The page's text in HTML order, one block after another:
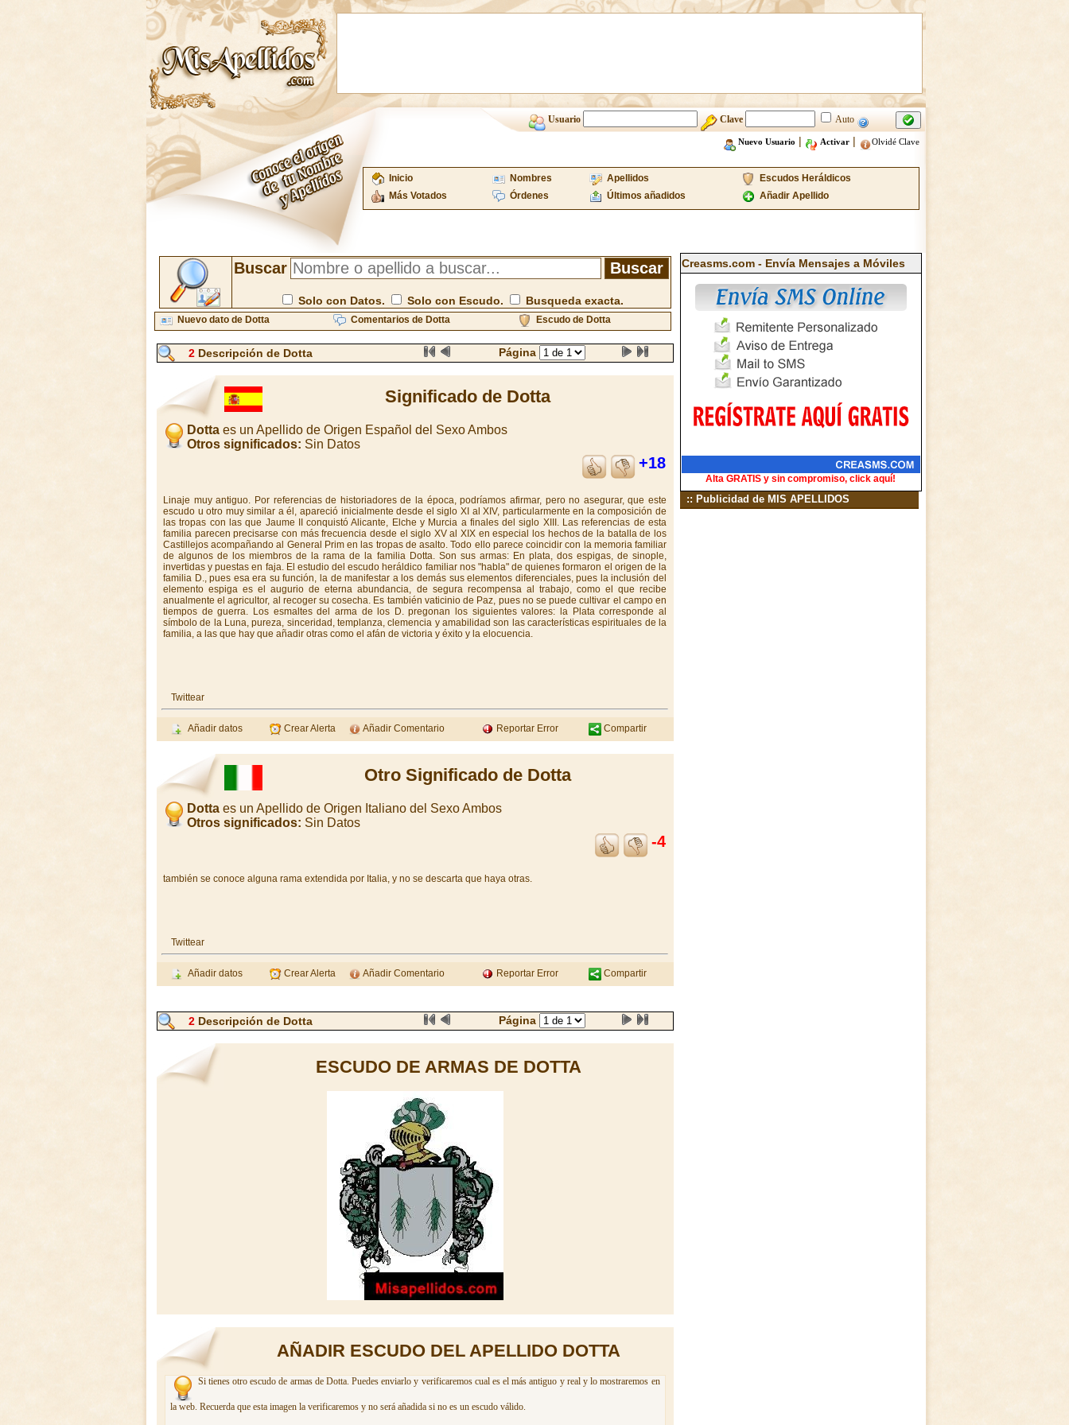
Usuario Clave Auto
Nuevo Usuario | Activar| Olvidé Clave
Inicio Nombres Apellidos
Escudos Heráldicos
Más Votados
Órdenes Últimos añadidos Añadir Apellido
Buscar
Solo con Datos. Solo con Escudo. Busqueda exacta.
Nuevo dato de Dotta Comentarios de Dotta Escudo de Dotta
2Descripción de Dotta Página
Significado de Dotta
Dotta es un Apellido de Origen Español del Sexo Ambos
Otros significados: Sin Datos
+18
Linaje muy antiguo. Por referencias de historiadores de la época, podríamos afirmar, pero no asegurar, que este
escudo u otro muy similar a él, apareció inicialmente desde el siglo XI al XIV, particularmente en la composición de
las tropas con las que Jaume II conquistó Alicante, Elche y Murcia a finales del siglo XIII. Las referencias de esta
familia parecen precisarse con más frecuencia desde el siglo XV al XIX en especial los hechos de la batalla de los
Castillejos acompañando al General Prim en las tropas de asalto. Todo ello parece coincidir con la memoria familiar
de algunos de los miembros de la rama de la familia Dotta. Son sus armas: En plata, dos espigas, de sinople,
invertidas y puestas en faja. El estudio del escudo heráldico familiar nos "habla" de quienes formaron el origen de la
familia D., pues esa era su función, la de manifestar a los demás sus elementos diferenciales, pues la inclusión del
elemento espiga es el augurio de eterna abundancia, de segura recompensa al trabajo, como el que recibe
anualmente el agricultor, al recoger su cosecha. Es también vaticinio de Paz, pues no se puede cultivar el campo en
tiempos de guerra. Los esmaltes del arma de los D. pregonan los siguientes valores: la Plata corresponde al
símbolo de la Luna, pureza, sinceridad, templanza, clemencia y amabilidad son las características espirituales de la
familia, a las que hay que añadir otras como el afán de victoria y éxito y la elocuencia.
Twittear
Añadir datos Crear Alerta Añadir Comentario Reportar Error Compartir
Otro Significado de Dotta
Dotta es un Apellido de Origen Italiano del Sexo Ambos
Otros significados: Sin Datos
-4
también se conoce alguna rama extendida por Italia, y no se descarta que haya otras.
Twittear
Añadir datos Crear Alerta Añadir Comentario Reportar Error Compartir
2Descripción de Dotta Página
ESCUDO DE ARMAS DE DOTTA
AÑADIR ESCUDO DEL APELLIDO DOTTA
Si tienes otro escudo de armas de Dotta. Puedes enviarlo y verificaremos cual es el más antiguo y real y lo mostraremos en
la web. Recuerda que esta imagen la verificaremos y no será añadida si no es un escudo válido.
Creasms.com - Envía Mensajes a Móviles
Alta GRATIS y sin compromiso, click aquí!
:: Publicidad de MIS APELLIDOS